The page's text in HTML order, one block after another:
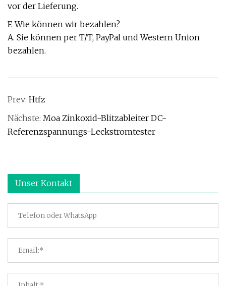
vor der Lieferung.
F. Wie können wir bezahlen?
A. Sie können per T/T, PayPal und Western Union
bezahlen.
Prev: Htfz
Nächste: Moa Zinkoxid-Blitzableiter DC-
Referenzspannungs-Leckstromtester
Unser Kontakt